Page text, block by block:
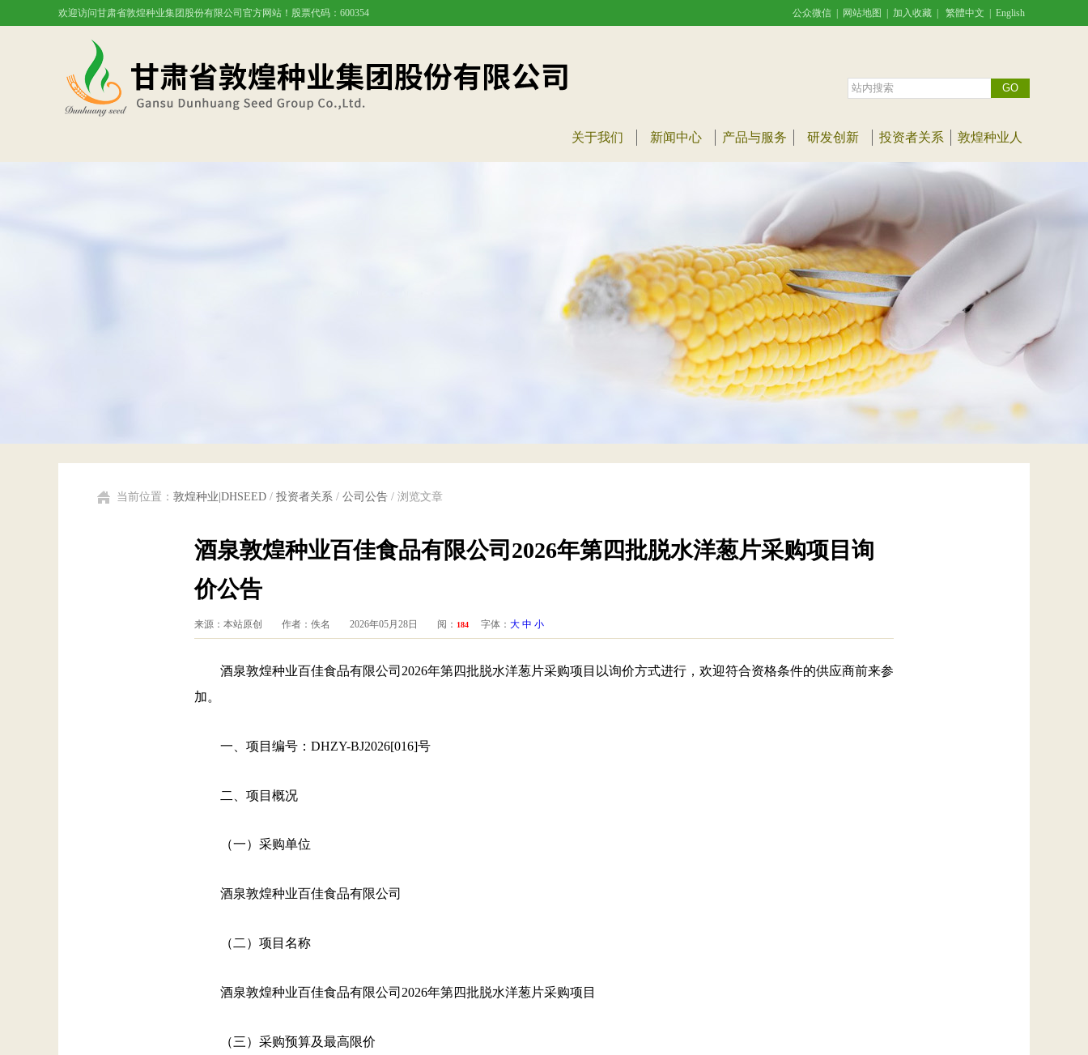
欢迎访问甘肃省敦煌种业集团股份有限公司官方网站！股票代码：600354 公众微信 网站地图 加入收藏 繁體中文 English
关于我们 新闻中心 产品与服务 研发创新 投资者关系 敦煌种业人
当前位置： 敦煌种业|DHSEED / 投资者关系 / 公司公告 / 浏览文章
酒泉敦煌种业百佳食品有限公司2026年第四批脱水洋葱片采购项目询
价公告
来源：本站原创 作者：佚名 2026年05月28日 阅： 184 字体： 大 中 小
酒泉敦煌种业百佳食品有限公司2026年第四批脱水洋葱片采购项目以询价方式进行，欢迎符合资格条件的供应商前来参
加。
一、项目编号：DHZY-BJ2026[016]号
二、项目概况
（一）采购单位
酒泉敦煌种业百佳食品有限公司
（二）项目名称
酒泉敦煌种业百佳食品有限公司2026年第四批脱水洋葱片采购项目
（三）采购预算及最高限价